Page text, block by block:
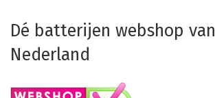
Dé batterijen webshop van
Nederland